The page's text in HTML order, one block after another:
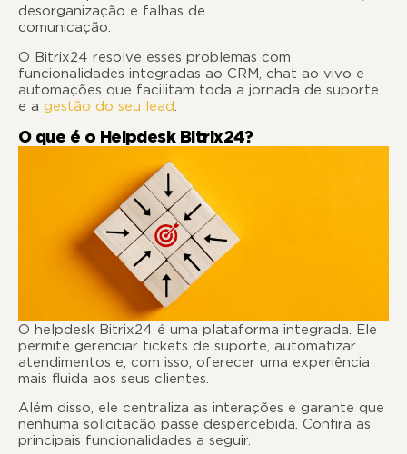
desorganização e falhas de
O Bitrix24 resolve esses problemas com
funcionalidades integradas ao CRM, chat ao vivo e
automações que facilitam toda a jornada de suporte
e a gestão do seu lead.
O que é o Helpdesk Bitrix24?
O helpdesk Bitrix24 é uma plataforma integrada. Ele
permite gerenciar tickets de suporte, automatizar
atendimentos e, com isso, oferecer uma experiência
mais fluida aos seus clientes.
Além disso, ele centraliza as interações e garante que
nenhuma solicitação passe despercebida. Confira as
principais funcionalidades a seguir.